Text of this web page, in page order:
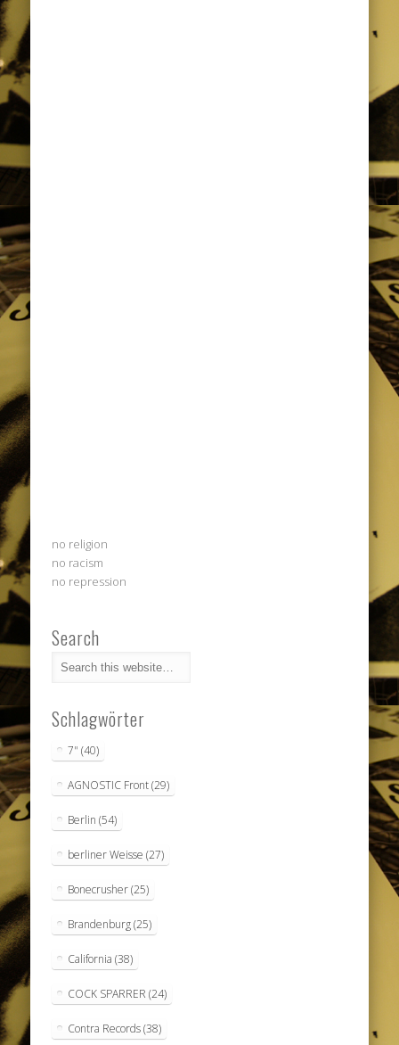
no religion
no racism
no repression
Search
Schlagwörter
7" (40)
AGNOSTIC Front(29)
Berlin (54)
berliner Weisse (27)
Bonecrusher(25)
Brandenburg(25)
California (38)
COCK SPARRER (24)
Contra Records(38)